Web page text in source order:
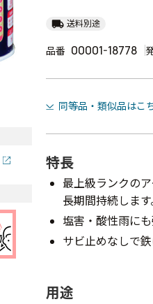
local_shipping 送料別途
品番 00001-18778
同等品・類似品はこ
特長
最上級ランクの
長期間持続します
塩害・酸性雨にも
サビ止めなしで鉄
用途